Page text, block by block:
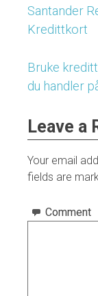
Santander
Kredittkort
Post
Bruke
du handler
Leave a
Your email
fields are
Comment